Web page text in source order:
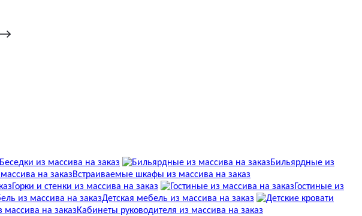
Беседки из массива на заказ
Бильярдные из
Встраиваемые шкафы из массива на заказ
Горки и стенки из массива на заказ
Гостиные из
Детская мебель из массива на заказ
Кабинеты руководителя из массива на заказ